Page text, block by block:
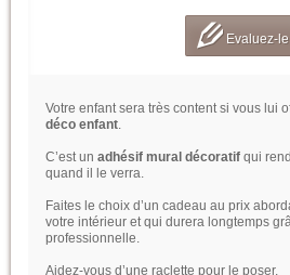
Evaluez-le
Votre enfant sera très content si vous lui
déco enfant.
C’est un adhésif mural décoratif qui
quand il le verra.
Faites le choix d’un cadeau au prix
votre intérieur et qui durera longtemps
professionnelle.
Aidez-vous d’une raclette pour le poser.